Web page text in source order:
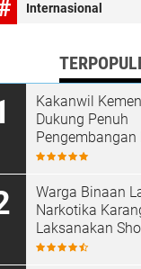
Internasional
Kakanwil
Dukung Penuh
Pengembangan
Bumi Seribu
Warga Binaan
Narkotika
Laksanakan
Berjamaah di